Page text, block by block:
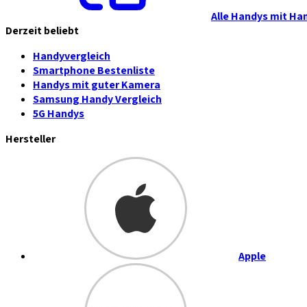
Alle Handys mit
Derzeit beliebt
Handyvergleich
Smartphone Bestenliste
Handys mit guter Kamera
Samsung Handy Vergleich
5G Handys
Hersteller
Apple